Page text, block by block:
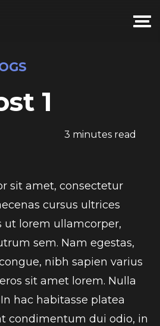
1
3 minutes read
sit amet, consectetur
cursus ultrices
ut lorem ullamcorper,
sem. Nam egestas,
nibh sapien varius
sit amet lorem. Nulla
hac habitasse platea
condimentum dui odio, in